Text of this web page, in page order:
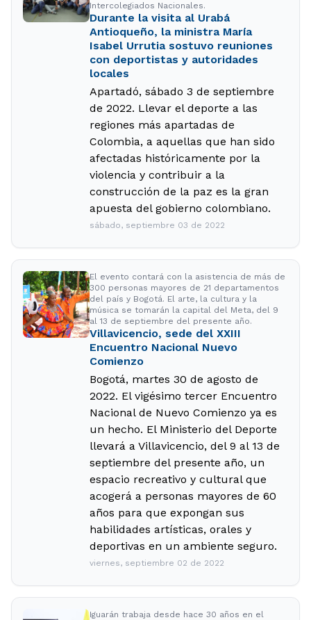
Intercolegiados Nacionales.
Durante la visita al Urabá
Antioqueño, la ministra María
Isabel Urrutia sostuvo reuniones
con deportistas y autoridades
locales
Apartadó, sábado 3 de septiembre
de 2022. Llevar el deporte a las
regiones más apartadas de
Colombia, a aquellas que han sido
afectadas históricamente por la
violencia y contribuir a la
construcción de la paz es la gran
apuesta del gobierno colombiano.
sábado, septiembre 03 de 2022
El evento contará con la asistencia de más de
300 personas mayores de 21 departamentos
del país y Bogotá. El arte, la cultura y la
música se tomarán la capital del Meta, del 9
al 13 de septiembre del presente año.
Villavicencio, sede del XXIII
Encuentro Nacional Nuevo
Comienzo
Bogotá, martes 30 de agosto de
2022. El vigésimo tercer Encuentro
Nacional de Nuevo Comienzo ya es
un hecho. El Ministerio del Deporte
llevará a Villavicencio, del 9 al 13 de
septiembre del presente año, un
espacio recreativo y cultural que
acogerá a personas mayores de 60
años para que expongan sus
habilidades artísticas, orales y
deportivas en un ambiente seguro.
viernes, septiembre 02 de 2022
Iguarán trabaja desde hace 30 años en el